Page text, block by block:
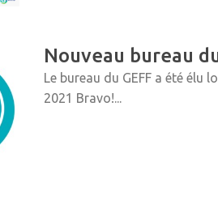
Nouveau bureau
Le bureau du GEFF a été élu
2021 Bravo!...